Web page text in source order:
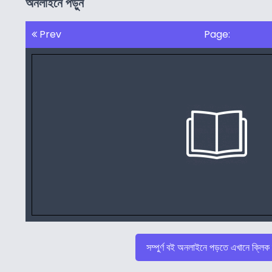
Prev Page:
সম্পুর্ণ বই অনলাইনে পড়তে এখানে